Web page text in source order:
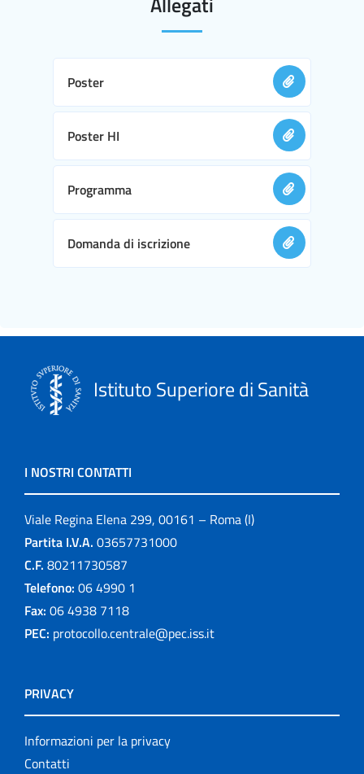
Poster
Poster HI
Programma
Domanda di iscrizione
Istituto Superiore di Sanità
I NOSTRI CONTATTI
Viale Regina Elena 299, 00161 – Roma (I)
Partita I.V.A. 03657731000
C.F. 80211730587
Telefono: 06 4990 1
Fax: 06 4938 7118
PEC: protocollo.centrale@pec.iss.it
PRIVACY
Informazioni per la privacy
Contatti